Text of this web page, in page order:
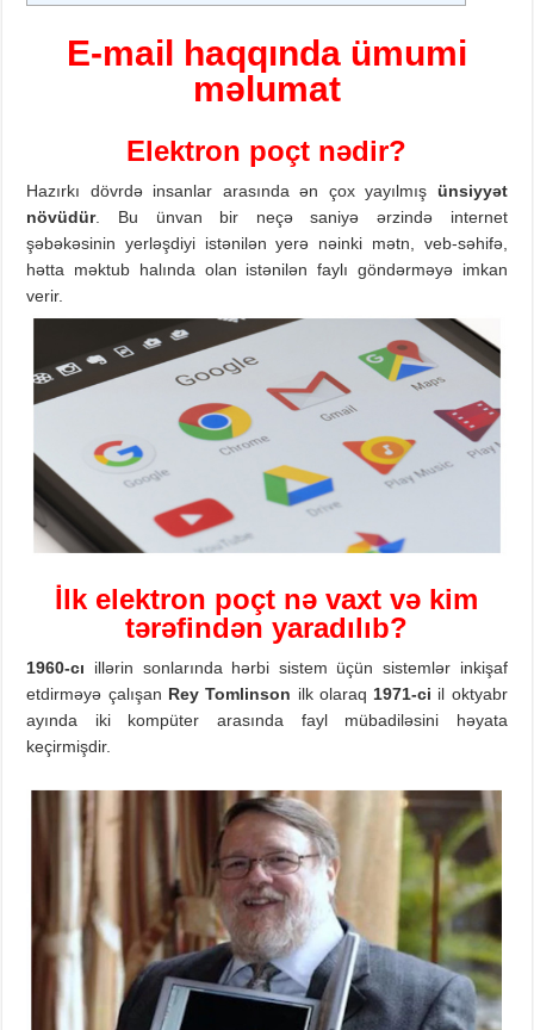
E-mail haqqında ümumi
məlumat
Elektron poçt nədir?
Hazırkı dövrdə insanlar arasında ən çox yayılmış ünsiyyət
növüdür. Bu ünvan bir neçə saniyə ərzində internet
şəbəkəsinin yerləşdiyi istənilən yerə nəinki mətn, veb-səhifə,
hətta məktub halında olan istənilən faylı göndərməyə imkan
verir.
İlk elektron poçt nə vaxt və kim
tərəfindən yaradılıb?
1960-cı illərin sonlarında hərbi sistem üçün sistemlər inkişaf
etdirməyə çalışan ReyTomlinson ilk olaraq 1971-ci il oktyabr
ayında iki kompüter arasında fayl mübadiləsini həyata
keçirmişdir.